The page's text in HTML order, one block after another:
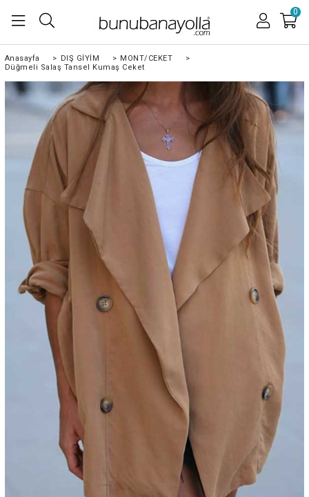
0
Anasayfa > DIŞ GİYİM > MONT/CEKET
>
Düğmeli Salaş Tansel Kumaş Ceket